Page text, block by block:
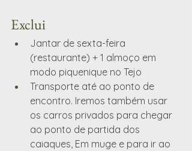
Exclui
Jantar de sexta-feira
(restaurante) + 1 almoço em
modo piquenique no Tejo
Transporte até ao ponto de
encontro. Iremos também usar
os carros privados para chegar
ao ponto de partida dos
caiaques, Em muge e para ir ao